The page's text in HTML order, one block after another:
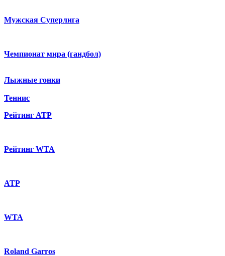
Мужская Суперлига
Чемпионат мира (гандбол)
Лыжные гонки
Теннис
Рейтинг ATP
Рейтинг WTA
ATP
WTA
Roland Garros